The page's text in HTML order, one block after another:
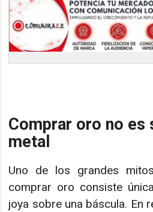
Comprar oro no es
metal
Uno de los grandes
comprar oro consiste
joya sobre una báscula. En